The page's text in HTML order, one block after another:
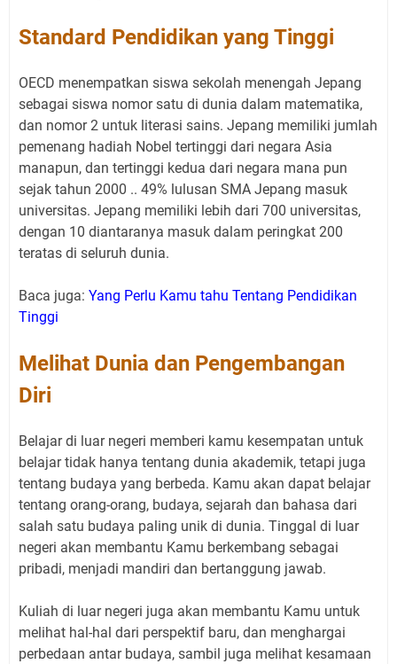
Standard Pendidikan yang Tinggi
OECD menempatkan siswa sekolah menengah Jepang
sebagai siswa nomor satu di dunia dalam matematika,
dan nomor 2 untuk literasi sains. Jepang memiliki jumlah
pemenang hadiah Nobel tertinggi dari negara Asia
manapun, dan tertinggi kedua dari negara mana pun
sejak tahun 2000 .. 49% lulusan SMA Jepang masuk
universitas. Jepang memiliki lebih dari 700 universitas,
dengan 10 diantaranya masuk dalam peringkat 200
teratas di seluruh dunia.
Baca juga: Yang Perlu Kamu tahu Tentang Pendidikan
Tinggi
Melihat Dunia dan Pengembangan
Diri
Belajar di luar negeri memberi kamu kesempatan untuk
belajar tidak hanya tentang dunia akademik, tetapi juga
tentang budaya yang berbeda. Kamu akan dapat belajar
tentang orang-orang, budaya, sejarah dan bahasa dari
salah satu budaya paling unik di dunia. Tinggal di luar
negeri akan membantu Kamu berkembang sebagai
pribadi, menjadi mandiri dan bertanggung jawab.
Kuliah di luar negeri juga akan membantu Kamu untuk
melihat hal-hal dari perspektif baru, dan menghargai
perbedaan antar budaya, sambil juga melihat kesamaan